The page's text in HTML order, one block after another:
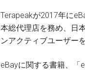
Terapeakが2017年に
本総代理店を務め、日
ンアクティブユーザー
eBayに関する書籍、「